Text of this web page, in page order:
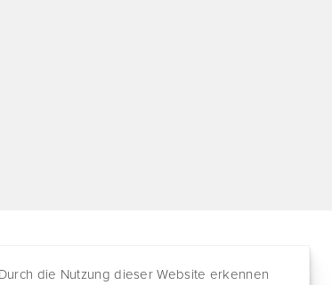
Durch die Nutzung dieser Website erkennen
Partnersites